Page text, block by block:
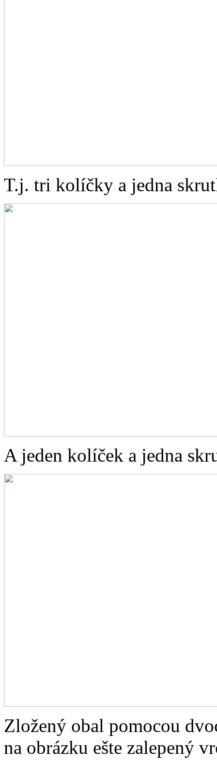
T.j. tri kolíčky a jedna
A jeden kolíček a jedna
Zložený obal pomocou
na obrázku ešte zalepený